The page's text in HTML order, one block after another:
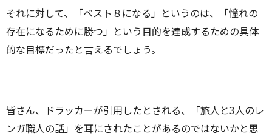
それに対して、「ベスト８になる」というのは、「憧れの
存在になるために勝つ」という目的を達成するための具体
的な目標だったと言えるでしょう。
皆さん、ドラッカーが引用したとされる、「旅人と3人のレ
ンガ職人の話」を耳にされたことがあるのではないかと思